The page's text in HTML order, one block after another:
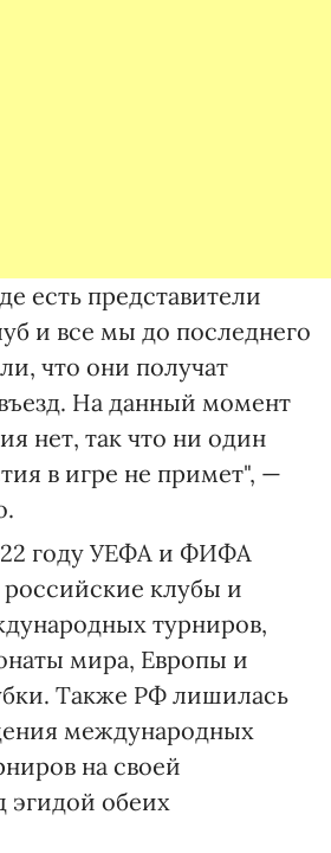
есть представители
и все мы до последнего
что они получат
На данный момент
нет, так что ни один
в игре не примет", —
году УЕФА и ФИФА
российские клубы и
турниров,
мира, Европы и
Также РФ лишилась
международных
на своей
эгидой обеих